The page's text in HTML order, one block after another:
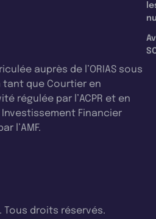
auprès de l’ORIAS sous
tant que Courtier en
régulée par l’ACPR et en
Financier
l’AMF.
Tous droits réservés.